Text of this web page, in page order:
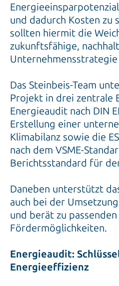
und dadurch Kosten zu
sollten hiermit die
zukunftsfähige,
Das Steinbeis-Team
Projekt in drei zentrale
Energieaudit nach DIN
Erstellung einer
Klimabilanz sowie die
nach dem VSME-
Berichtsstandard für
Daneben unterstützt
auch bei der
und berät zu passenden
Fördermöglichkeiten.
Energieaudit:
Energieeffizienz